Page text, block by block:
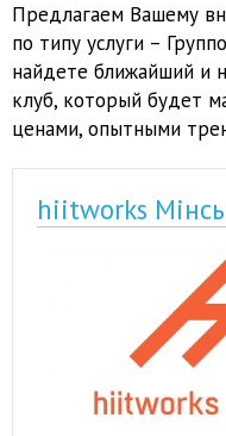
Предлагаем Вашему
по типу услуги –
найдете ближайший и
клуб, который будет
ценами, опытными
hiitworks